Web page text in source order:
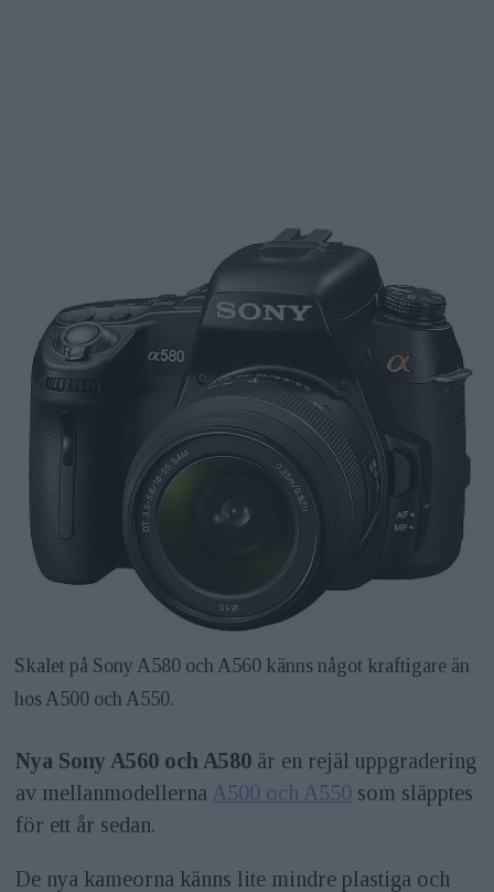
Skalet på Sony A580 och A560 känns något kraftigare än
hos A500 och A550.
Nya Sony A560 och A580är en rejäl uppgradering
av mellanmodellerna A500 och A550som släpptes
för ett år sedan.
De nya kameorna känns lite mindre plastiga och